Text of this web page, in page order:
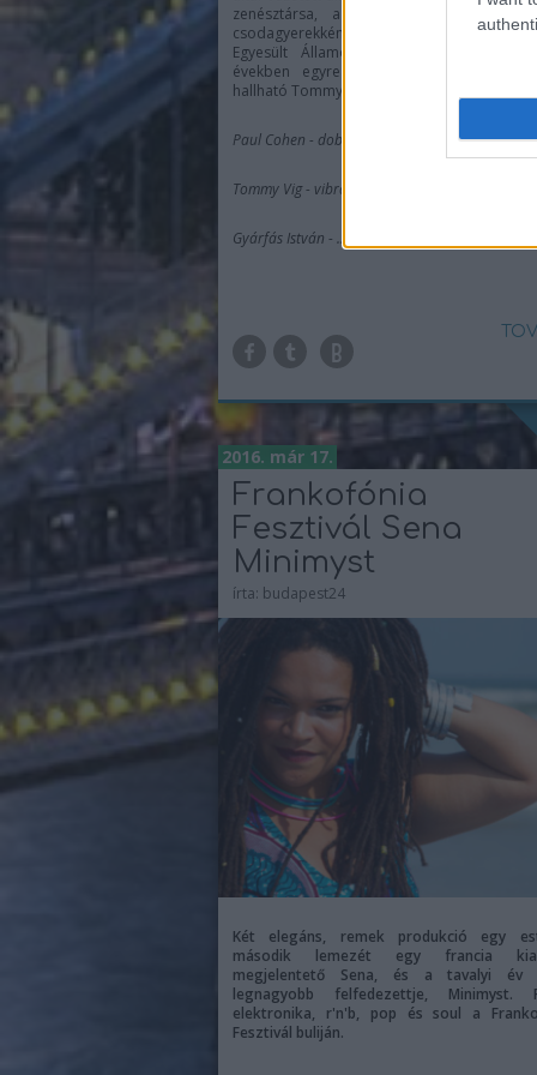
zenésztársa, a hazánkban a ‘40-es
csodagyerekként debütált, majd
Egyesült Államokba disszidált, ám az
években egyre gyakrabban itthon is
hallható Tommy Vig csatlakozik vibrafonon.
Paul Cohen - dob,
Tommy Vig - vibrafon, Mia Kim - ének,
Gyárfás István - ...
2016. már 17.
Frankofónia
Fesztivál Sena
Minimyst
írta: budapest24
Két elegáns, remek produkció egy
második lemezét egy francia
megjelentető Sena, és a tavalyi év
legnagyobb felfedezettje, Minimyst.
elektronika, r'n'b, pop és soul a
Fesztivál buliján.